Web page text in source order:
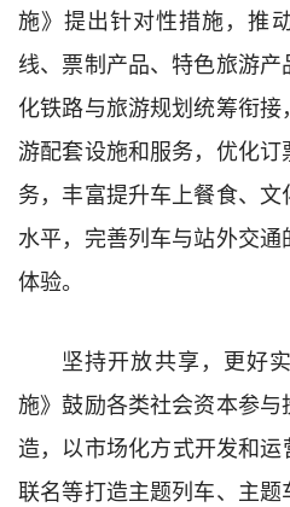
施》提出针对性措施，推
线、票制产品、特色旅游
化铁路与旅游规划统筹衔
游配套设施和服务，优化
务，丰富提升车上餐食、
水平，完善列车与站外交
体验。
坚持开放共享，更好
施》鼓励各类社会资本参
造，以市场化方式开发和
联名等打造主题列车、主